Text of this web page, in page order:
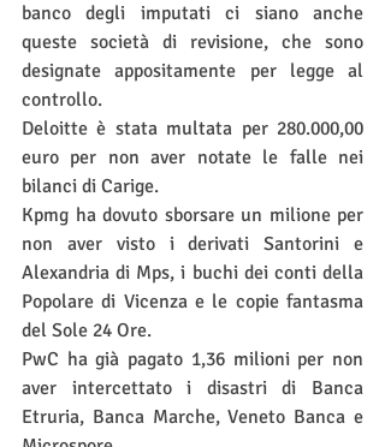
banco degli imputati ci siano anche
queste società di revisione, che sono
designate appositamente per legge al
controllo.
Deloitte è stata multata per 280.000,00
euro per non aver notate le falle nei
bilanci di Carige.
Kpmg ha dovuto sborsare un milione per
non aver visto i derivati Santorini e
Alexandria di Mps, i buchi dei conti della
Popolare di Vicenza e le copie fantasma
del Sole 24 Ore.
PwC ha già pagato 1,36 milioni per non
aver intercettato i disastri di Banca
Etruria, Banca Marche, Veneto Banca e